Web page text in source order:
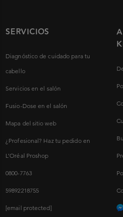
SERVICIOS
Diagnóstico de cuidado para tu
cabello
Servicios en el salón
Fusio-Dose en el salón
Mapa del sitio web
¿Profesional? Haz tu pedido en
L’Oréal Proshop
0800-7763
59892218755
[email protected]